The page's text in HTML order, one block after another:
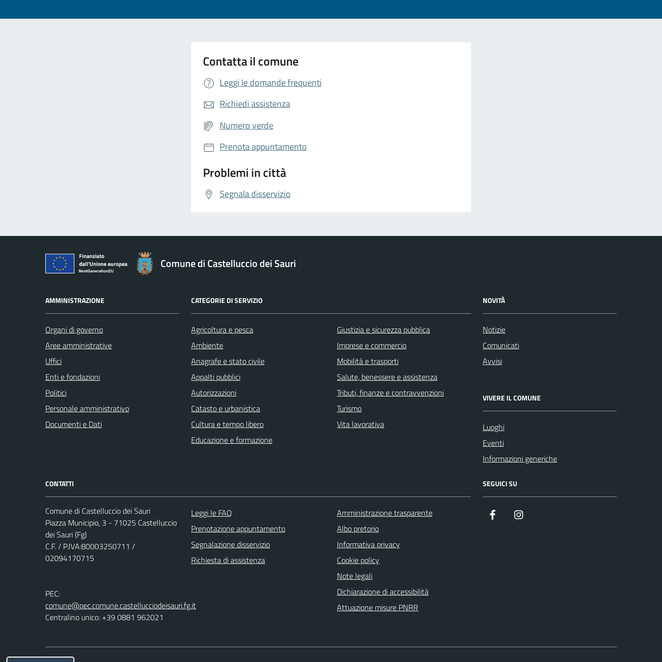
Contatta il comune
Leggi le domande frequenti
Richiedi assistenza
Numero verde
Prenota appuntamento
Problemi in città
Segnala disservizio
Comune di Castelluccio dei Sauri
AMMINISTRAZIONE
Organi di governo
Aree amministrative
Uffici
Enti e fondazioni
Politici
Personale amministrativo
Documenti e Dati
CATEGORIE DI SERVIZIO
Agricoltura e pesca
Ambiente
Anagrafe e stato civile
Appalti pubblici
Autorizzazioni
Catasto e urbanistica
Cultura e tempo libero
Educazione e formazione
Giustizia e sicurezza pubblica
Imprese e commercio
Mobilità e trasporti
Salute, benessere e assistenza
Tributi, finanze e contravvenzioni
Turismo
Vita lavorativa
NOVITÀ
Notizie
Comunicati
Avvisi
VIVERE IL COMUNE
Luoghi
Eventi
Informazioni generiche
CONTATTI
Comune di Castelluccio dei Sauri
Piazza Municipio, 3 - 71025 Castelluccio
dei Sauri (Fg)
C.F. / P.IVA:80003250711 /
02094170715
PEC:
comune@pec.comune.castellucciodeisauri.fg.it
Centralino unico: +39 0881 962021
Leggi le FAQ
Prenotazione appuntamento
Segnalazione disservizio
Richiesta di assistenza
Amministrazione trasparente
Albo pretorio
Informativa privacy
Cookie policy
Note legali
Dichiarazione di accessibilità
Attuazione misure PNRR
SEGUICI SU
Facebook